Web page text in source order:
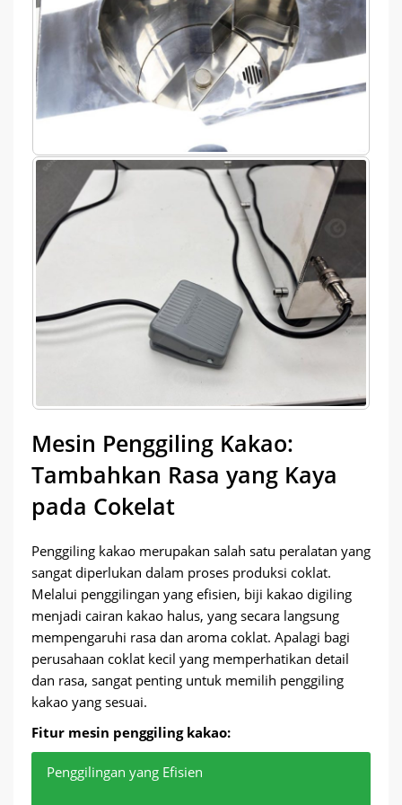
Mesin Penggiling Kakao:
Tambahkan Rasa yang Kaya
pada Cokelat
Penggiling kakao merupakan salah satu peralatan yang
sangat diperlukan dalam proses produksi coklat.
Melalui penggilingan yang efisien, biji kakao digiling
menjadi cairan kakao halus, yang secara langsung
mempengaruhi rasa dan aroma coklat. Apalagi bagi
perusahaan coklat kecil yang memperhatikan detail
dan rasa, sangat penting untuk memilih penggiling
kakao yang sesuai.
Fitur mesin penggiling kakao:
Penggilingan yang Efisien